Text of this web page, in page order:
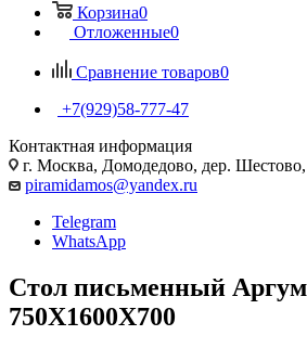
Корзина0
Отложенные0
Сравнение товаров0
+7(929)58-777-47
Контактная информация
г. Москва, Домодедово, дер.
piramidamos@yandex.ru
Telegram
WhatsApp
Стол письменный
750Х1600Х700